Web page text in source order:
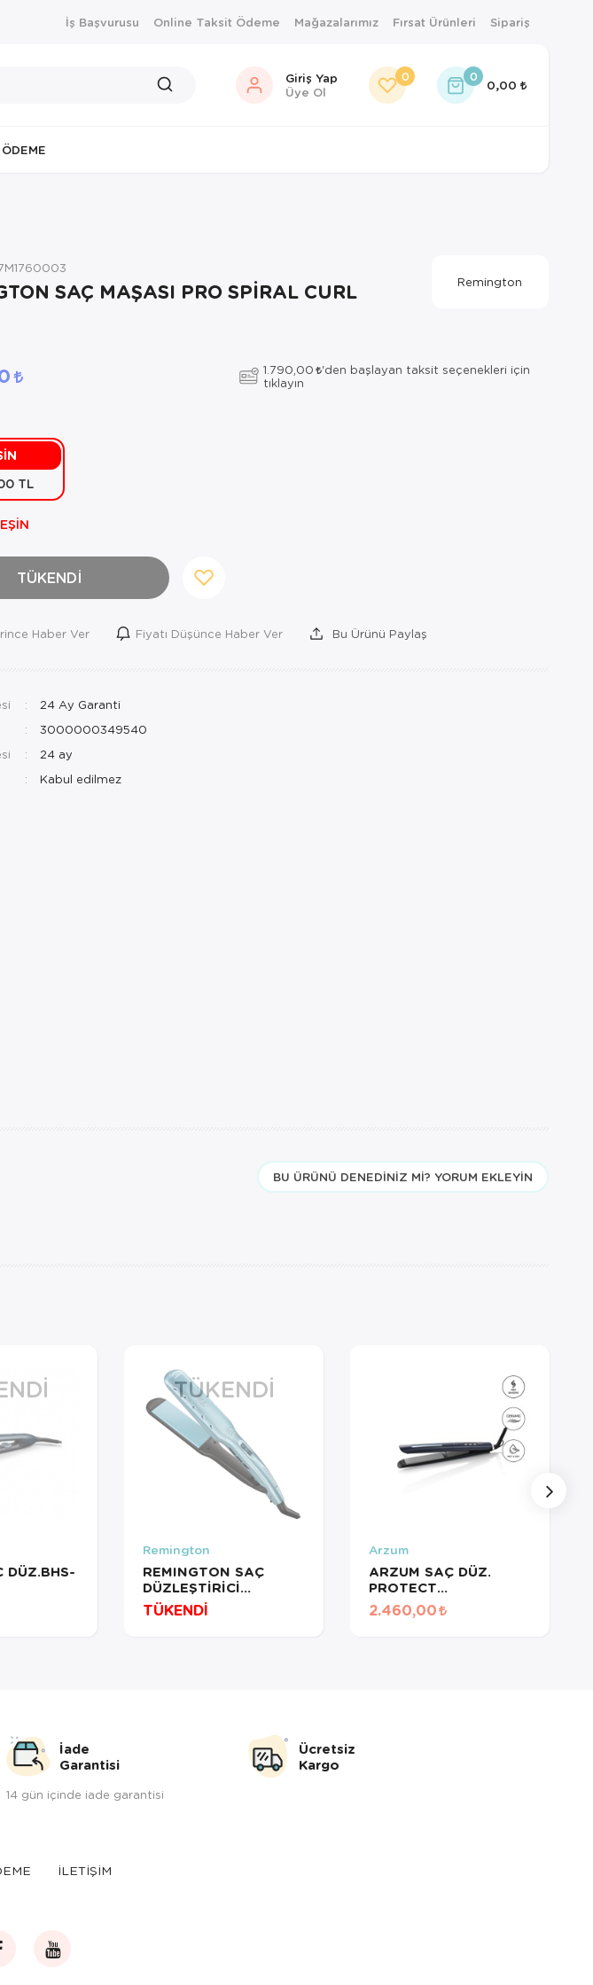
İş Başvurusu Online Taksit Ödeme Mağazalarımız Fırsat Ürünleri Sipariş
Giriş Yap
Üye Ol
0 0
0,00
SAÇ MAŞASI PRO SPİRAL CURL Remington
1.790,00 'den başlayan taksit seçenekleri için
tıklayın
TL
TÜKENDİ
Haber Ver Fiyatı Düşünce Haber Ver Bu Ürünü Paylaş
24 Ay Garanti
3000000349540
24 ay
BU ÜRÜNÜ DENEDINIZ MI? YORUM EKLEYIN
DÜZ.BHS-
TÜKENDI
Remington
REMINGTON SAÇ
DÜZLEŞTİRİCİ
WET2STRAIGHT WIDE
PLATE S7350
TÜKENDİ
Arzum
ARZUM SAÇ DÜZ.
PROTECT
REVOLUTION AR5168
GRİ
2.460,00
İade
Garantisi
14 gün içinde iade garantisi
Ücretsiz
Kargo
İLETİŞİM